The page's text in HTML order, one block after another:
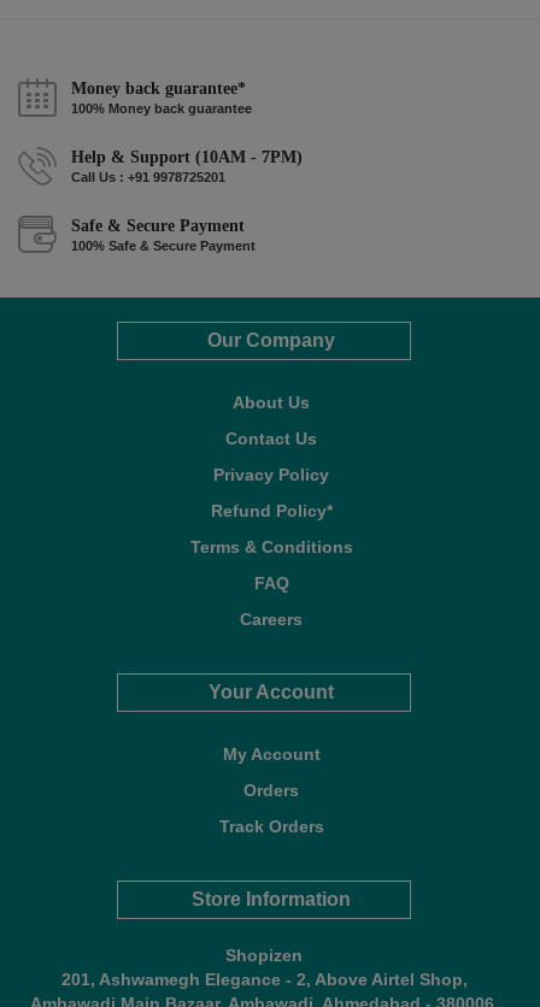
Money back guarantee*
100% Money back guarantee
Help & Support (10AM - 7PM)
Call Us : +91 9978725201
Safe & Secure Payment
100% Safe & Secure Payment
Our Company
About Us
Contact Us
Privacy Policy
Refund Policy*
Terms & Conditions
FAQ
Careers
Your Account
My Account
Orders
Track Orders
Store Information
Shopizen
201, Ashwamegh Elegance - 2, Above Airtel Shop,